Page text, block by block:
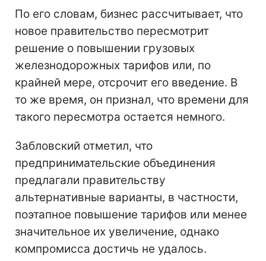
По его словам, бизнес рассчитывает, что
новое правительство пересмотрит
решение о повышении грузовых
железнодорожных тарифов или, по
крайней мере, отсрочит его введение. В
то же время, он признал, что времени для
такого пересмотра остается немного.
Забловский отметил, что
предпринимательские объединения
предлагали правительству
альтернативные варианты, в частности,
поэтапное повышение тарифов или менее
значительное их увеличение, однако
компромисса достичь не удалось.